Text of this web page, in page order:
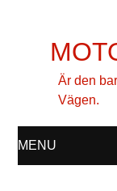
Är den
Vägen.
MENU